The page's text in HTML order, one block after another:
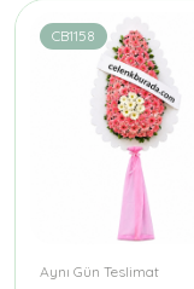
CB1158
Aynı Gün Teslimat